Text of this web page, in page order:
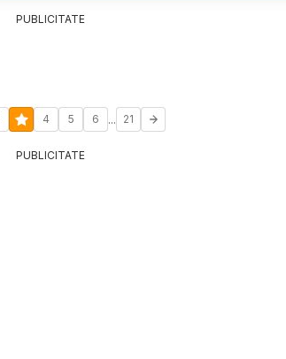
PUBLICITATE
4 5 6 ... 21
PUBLICITATE